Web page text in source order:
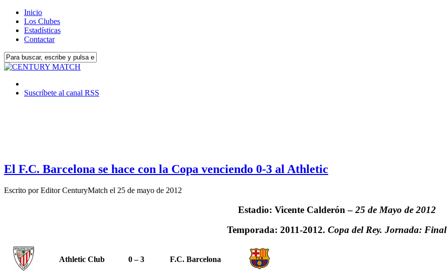
Inicio
Los Clubes
Estadísticas
Contactar
Suscríbete al canal RSS
El F.C. Barcelona se hace con la Copa venciendo 0-3 al Athletic
Escrito porEditor CenturyMatch el 25 de mayo de 2012
Estadio: Vicente Calderón – 25 de Mayo de 2012
Temporada: 2011-2012. Copa del Rey. Jornada: Final
Athletic Club 0 – 3 F.C. Barcelona